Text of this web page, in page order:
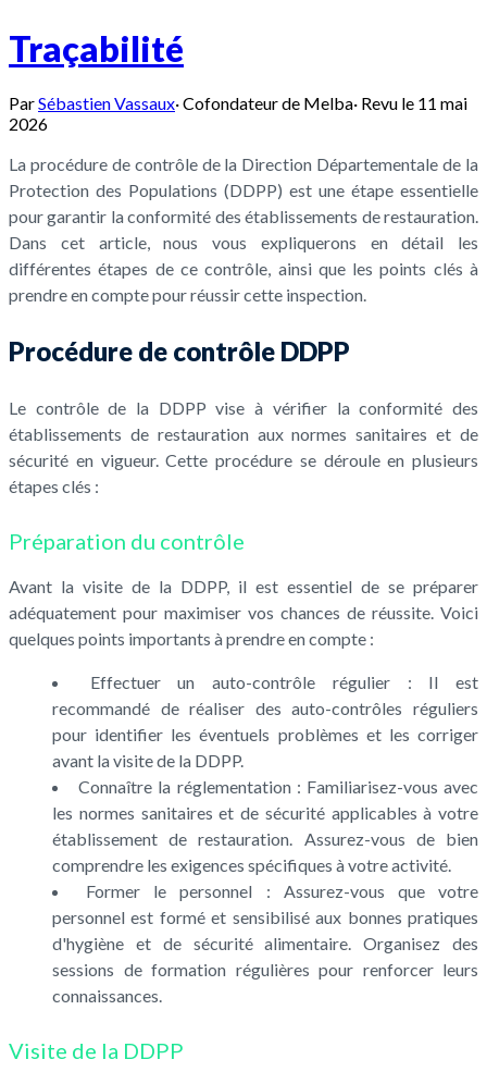
Traçabilité
ParSébastien Vassaux·Cofondateur de Melba· Revu le 11 mai
2026
La procédure de contrôle de la Direction Départementale de la
Protection des Populations (DDPP) est une étape essentielle
pour garantir la conformité des établissements de restauration.
Dans cet article, nous vous expliquerons en détail les
différentes étapes de ce contrôle, ainsi que les points clés à
prendre en compte pour réussir cette inspection.
Procédure de contrôle DDPP
Le contrôle de la DDPP vise à vérifier la conformité des
établissements de restauration aux normes sanitaires et de
sécurité en vigueur. Cette procédure se déroule en plusieurs
étapes clés :
Préparation du contrôle
Avant la visite de la DDPP, il est essentiel de se préparer
adéquatement pour maximiser vos chances de réussite. Voici
quelques points importants à prendre en compte :
Effectuer un auto-contrôle régulier : Il est
recommandé de réaliser des auto-contrôles réguliers
pour identifier les éventuels problèmes et les corriger
avant la visite de la DDPP.
Connaître la réglementation : Familiarisez-vous avec
les normes sanitaires et de sécurité applicables à votre
établissement de restauration. Assurez-vous de bien
comprendre les exigences spécifiques à votre activité.
Former le personnel : Assurez-vous que votre
personnel est formé et sensibilisé aux bonnes pratiques
d'hygiène et de sécurité alimentaire. Organisez des
sessions de formation régulières pour renforcer leurs
connaissances.
Visite de la DDPP